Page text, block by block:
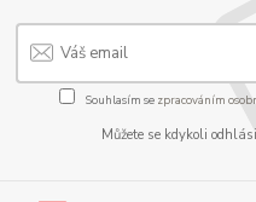
Souhlasím se zpracováním
Můžete se kdykoli